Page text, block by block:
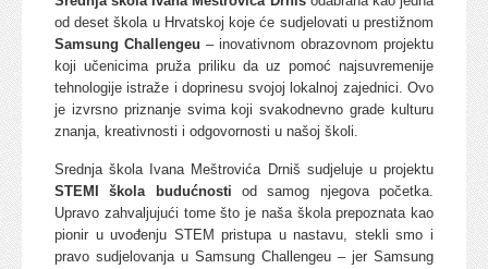
od deset škola u Hrvatskoj koje će sudjelovati u prestižnom
Samsung Challengeu – inovativnom obrazovnom projektu
koji učenicima pruža priliku da uz pomoć najsuvremenije
tehnologije istraže i doprinesu svojoj lokalnoj zajednici. Ovo
je izvrsno priznanje svima koji svakodnevno grade kulturu
znanja, kreativnosti i odgovornosti u našoj školi.
Srednja škola Ivana Meštrovića Drniš sudjeluje u projektu
STEMI škola budućnosti od samog njegova početka.
Upravo zahvaljujući tome što je naša škola prepoznata kao
pionir u uvođenju STEM pristupa u nastavu, stekli smo i
pravo sudjelovanja u Samsung Challengeu – jer Samsung